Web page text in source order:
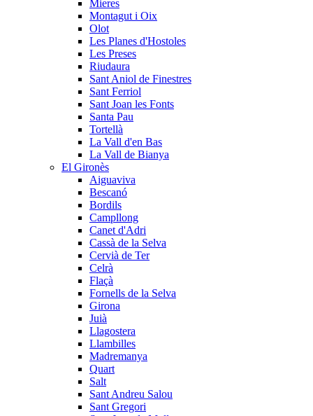
Mieres
Montagut i Oix
Olot
Les Planes d'Hostoles
Les Preses
Riudaura
Sant Aniol de Finestres
Sant Ferriol
Sant Joan les Fonts
Santa Pau
Tortellà
La Vall d'en Bas
La Vall de Bianya
El Gironès
Aiguaviva
Bescanó
Bordils
Campllong
Canet d'Adri
Cassà de la Selva
Cervià de Ter
Celrà
Flaçà
Fornells de la Selva
Girona
Juià
Llagostera
Llambilles
Madremanya
Quart
Salt
Sant Andreu Salou
Sant Gregori